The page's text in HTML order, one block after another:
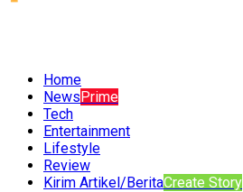
Home
NewsPrime
Tech
Entertainment
Lifestyle
Review
Kirim Artikel/BeritaCreate Story